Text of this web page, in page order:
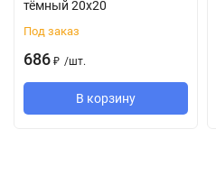
тёмный 20x20
Под заказ
686 ₽ /шт.
В корзину